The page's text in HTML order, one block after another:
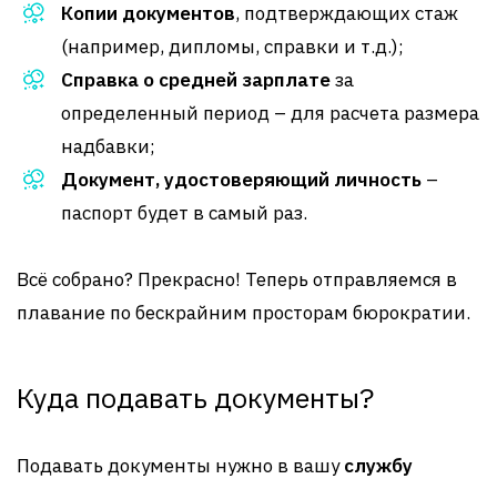
Копии документов, подтверждающих стаж
(например, дипломы, справки и т.д.);
Справка о средней зарплатеза
определенный период – для расчета размера
надбавки;
Документ, удостоверяющий личность –
паспорт будет в самый раз.
Всё собрано? Прекрасно! Теперь отправляемся в
плавание по бескрайним просторам бюрократии.
Куда подавать документы?
Подавать документы нужно в вашуслужбу